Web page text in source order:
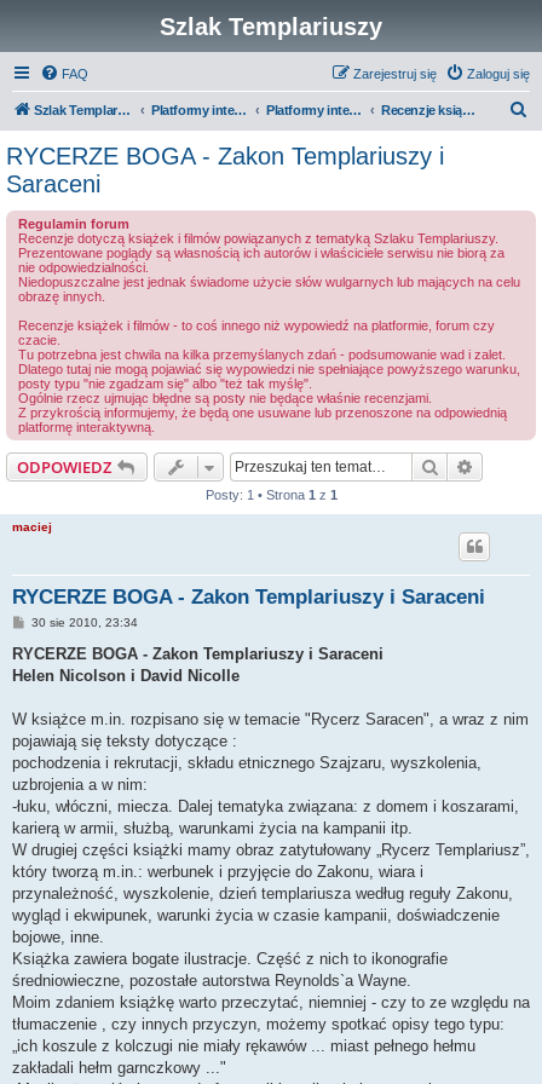
Szlak Templariuszy
FAQ Zaloguj się
Zarejestruj się
Szlak Templariuszy Platformy interaktywne Szlaku Templariuszy Platformy interaktywne - Inne Recenzje książek i filmów
RYCERZE BOGA - Zakon Templariuszy i
Saraceni
Regulamin forum
Recenzje dotyczą książek i filmów powiązanych z tematyką Szlaku Templariuszy.
Prezentowane poglądy są własnością ich autorów i właściciele serwisu nie biorą za
nie odpowiedzialności.
Niedopuszczalne jest jednak świadome użycie słów wulgarnych lub mających na celu
obrazę innych.
Recenzje książek i filmów - to coś innego niż wypowiedź na platformie, forum czy
czacie.
Tu potrzebna jest chwila na kilka przemyślanych zdań - podsumowanie wad i zalet.
Dlatego tutaj nie mogą pojawiać się wypowiedzi nie spełniające powyższego warunku,
posty typu "nie zgadzam się" albo "też tak myślę".
Ogólnie rzecz ujmując błędne są posty nie będące właśnie recenzjami.
Z przykrością informujemy, że będą one usuwane lub przenoszone na odpowiednią
platformę interaktywną.
ODPOWIEDZ Szukaj
Posty: 1 • Strona 1 z 1
maciej
RYCERZE BOGA - Zakon Templariuszy i Saraceni
P
s
30 sie 2010, 23:34
RYCERZE BOGA - Zakon Templariuszy i Saraceni
Helen Nicolson i David Nicolle
W książce m.in. rozpisano się w temacie "Rycerz Saracen", a wraz z nim
pojawiają się teksty dotyczące :
pochodzenia i rekrutacji, składu etnicznego Szajzaru, wyszkolenia,
uzbrojenia a w nim:
-łuku, włóczni, miecza. Dalej tematyka związana: z domem i koszarami,
karierą w armii, służbą, warunkami życia na kampanii itp.
W drugiej części książki mamy obraz zatytułowany „Rycerz Templariusz”,
który tworzą m.in.: werbunek i przyjęcie do Zakonu, wiara i
przynależność, wyszkolenie, dzień templariusza według reguły Zakonu,
wygląd i ekwipunek, warunki życia w czasie kampanii, doświadczenie
bojowe, inne.
Książka zawiera bogate ilustracje. Część z nich to ikonografie
średniowieczne, pozostałe autorstwa Reynolds`a Wayne.
Moim zdaniem książkę warto przeczytać, niemniej - czy to ze względu na
tłumaczenie , czy innych przyczyn, możemy spotkać opisy tego typu:
„ich koszule z kolczugi nie miały rękawów ... miast pełnego hełmu
zakładali hełm garnczkowy ..."